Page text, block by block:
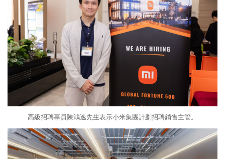
高級招聘專員陳鴻逸先生表示小米集團計劃招聘銷售主管。